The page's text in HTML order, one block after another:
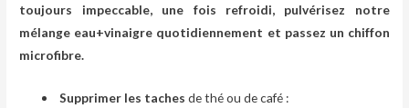
toujours impeccable, une fois refroidi, pulvérisez notre
mélange eau+vinaigre quotidiennement et passez un chiffon
microfibre.
Supprimer les taches de thé ou de café :